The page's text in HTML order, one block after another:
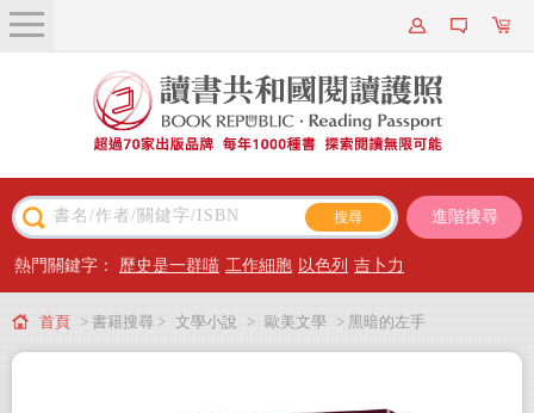
關於我們
近期新書
主題閱讀
出版專區
會員專屬
進階搜尋
熱門關鍵字： 歷史是一群喵 工作細胞 以色列 吉卜力
首頁 > 書籍搜尋 > 文學小說 > 歐美文學 > 黑暗的左手